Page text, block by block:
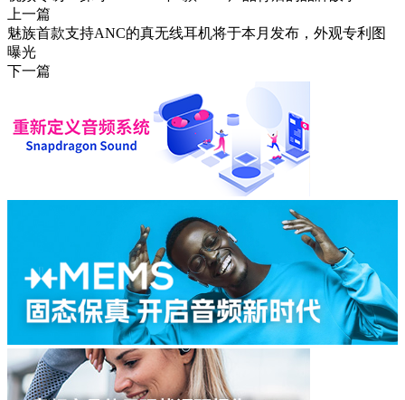
上一篇
魅族首款支持ANC的真无线耳机将于本月发布，外观专利图
曝光
下一篇